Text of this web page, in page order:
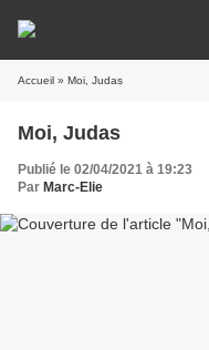
Accueil » Moi, Judas
Moi, Judas
Publié le 02/04/2021 à 19:23
Par Marc-Elie